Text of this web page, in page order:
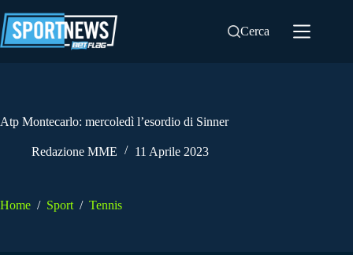
al
contenuto
Cerca
Atp Montecarlo: mercoledì l’esordio di Sinner
Redazione MME 11 Aprile 2023
Home / Sport / Tennis